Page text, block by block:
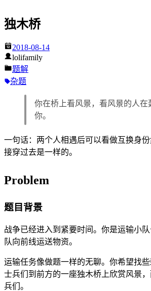
独木桥
2018-08-14
lolifamily
题解
杂题
你在桥上看风景，看风景的人在
你。
一句话：两个人相遇后可以看做互换身
接穿过去是一样的。
Problem
题目背景
战争已经进入到紧要时间。你是运输小
队向前线运送物资。
运输任务像做题一样的无聊。你希望找
士兵们到前方的一座独木桥上欣赏风景
兵们。